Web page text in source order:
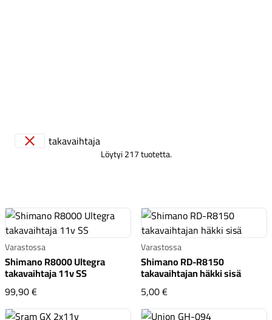
Renkaat
Löytyi 217 tuotetta.
Varastossa
Shimano R8000 Ultegra
takavaihtaja 11v SS
99,90 €Shimano R8000 Ultegra takavaihtaja 11v SS
Varastossa
Shimano RD-R8150
takavaihtajan häkki sisä
5,00 €Shimano RD-R8150